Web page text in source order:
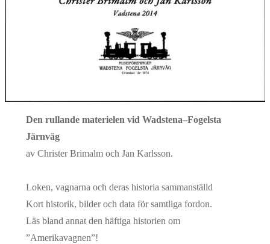
Den rullande materielen vid Wadstena–Fogelsta
Järnväg
av Christer Brimalm och Jan Karlsson.
Loken, vagnarna och deras historia sammanställd
Kort historik, bilder och data för samtliga fordon.
Läs bland annat den häftiga historien om
”Amerikavagnen”!